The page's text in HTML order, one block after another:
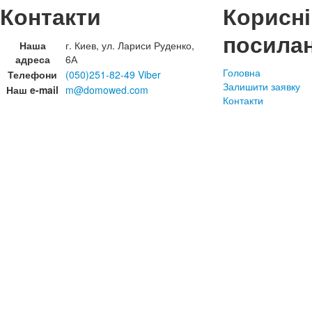
Контакти
Наша
адреса
г. Киев, ул. Лариси Руденко,
6А
Телефони
(050)251-82-49 Viber
Наш e-mail m@domowed.com
Корисні
Головна
Залишити заявку
Контакти